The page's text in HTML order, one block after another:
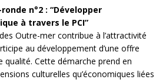
n°2 : “Développer
à travers le PCI”
Outre-mer contribue à l’attractivité
au développement d’une offre
qualité. Cette démarche prend en
culturelles qu’économiques liées